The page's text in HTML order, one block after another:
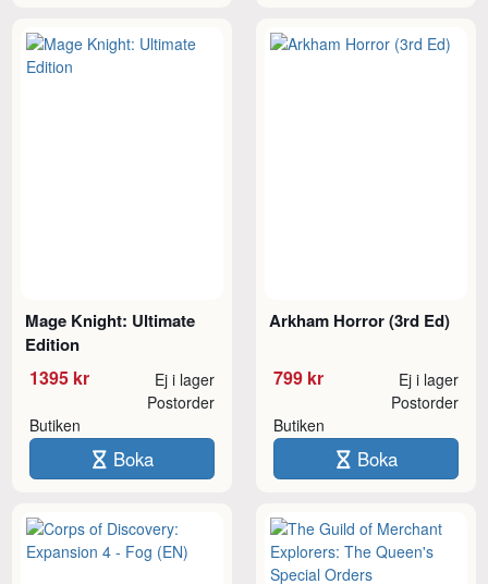
Mage Knight: Ultimate
Edition
1395 kr Ej i lager
Butiken
Postorder
Boka
Arkham Horror (3rd Ed)
799 kr Ej i lager
Butiken
Postorder
Boka